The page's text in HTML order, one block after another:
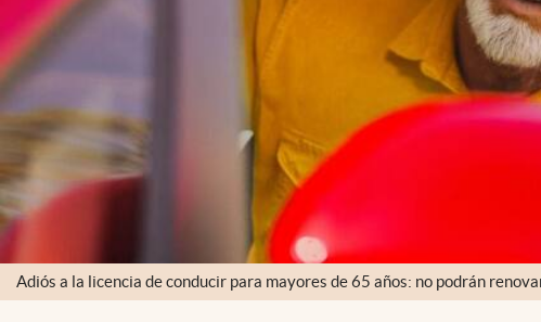
Adiós a la licencia de conducir para mayores de 65 años: no podrán